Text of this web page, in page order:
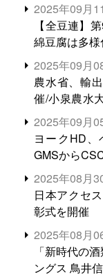
2025年09月
【全豆連】
綿豆腐は多
2025年09月
農水省、輸
催/小泉農水
る。米増産に
2025年09月
ヨークHD
GMSから
2025年08月
日本アクセ
彰式を開催
2025年08月
「新時代の
ングス 鳥井